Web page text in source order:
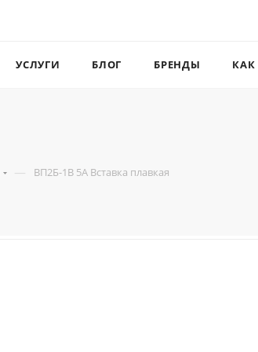
УСЛУГИ БЛОГ БРЕНДЫ КАК
— ВП2Б-1В 5А Вставка плавкая